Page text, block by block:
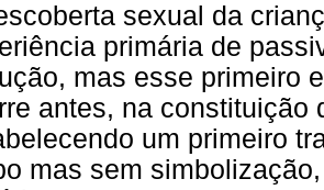
sexual da
primária de
mas esse primeiro
antes, na constituição
um primeiro
mas sem